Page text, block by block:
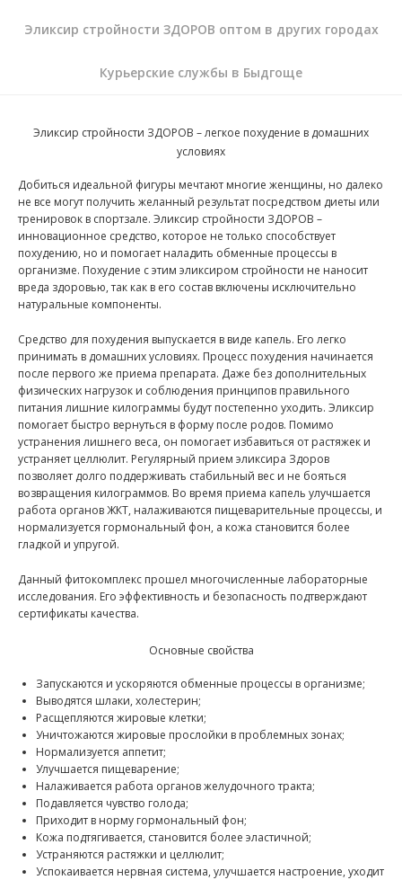
Эликсир стройности ЗДОРОВ оптом в других городах
Курьерские службы в Быдгоще
Эликсир стройности ЗДОРОВ – легкое похудение в домашних
условиях
Добиться идеальной фигуры мечтают многие женщины, но далеко
не все могут получить желанный результат посредством диеты или
тренировок в спортзале. Эликсир стройности ЗДОРОВ –
инновационное средство, которое не только способствует
похудению, но и помогает наладить обменные процессы в
организме. Похудение с этим эликсиром стройности не наносит
вреда здоровью, так как в его состав включены исключительно
натуральные компоненты.
Средство для похудения выпускается в виде капель. Его легко
принимать в домашних условиях. Процесс похудения начинается
после первого же приема препарата. Даже без дополнительных
физических нагрузок и соблюдения принципов правильного
питания лишние килограммы будут постепенно уходить. Эликсир
помогает быстро вернуться в форму после родов. Помимо
устранения лишнего веса, он помогает избавиться от растяжек и
устраняет целлюлит. Регулярный прием эликсира Здоров
позволяет долго поддерживать стабильный вес и не бояться
возвращения килограммов. Во время приема капель улучшается
работа органов ЖКТ, налаживаются пищеварительные процессы, и
нормализуется гормональный фон, а кожа становится более
гладкой и упругой.
Данный фитокомплекс прошел многочисленные лабораторные
исследования. Его эффективность и безопасность подтверждают
сертификаты качества.
Основные свойства
Запускаются и ускоряются обменные процессы в организме;
Выводятся шлаки, холестерин;
Расщепляются жировые клетки;
Уничтожаются жировые прослойки в проблемных зонах;
Нормализуется аппетит;
Улучшается пищеварение;
Налаживается работа органов желудочного тракта;
Подавляется чувство голода;
Приходит в норму гормональный фон;
Кожа подтягивается, становится более эластичной;
Устраняются растяжки и целлюлит;
Успокаивается нервная система, улучшается настроение, уходит